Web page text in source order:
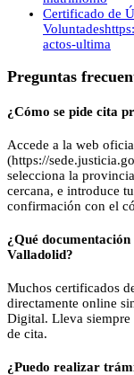
Certificado de
Voluntades
actos-ultima
Preguntas
¿Cómo se pide cita
Accede a la web
(https://
selecciona la
cercana, e introduce
confirmación con el
¿Qué
Valladolid?
Muchos certificados
directamente online
Digital. Lleva
de cita.
¿Puedo realizar